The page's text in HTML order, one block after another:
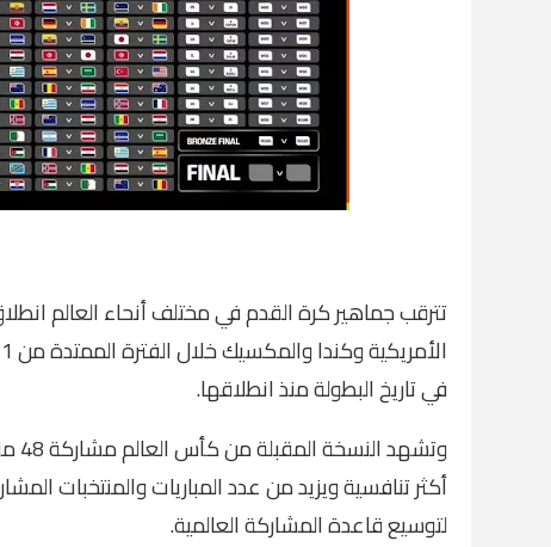
في تاريخ البطولة منذ انطلاقها.
أكثر تنافسية ويزيد من عدد المباريات والمنتخبات
لتوسيع قاعدة المشاركة العالمية.